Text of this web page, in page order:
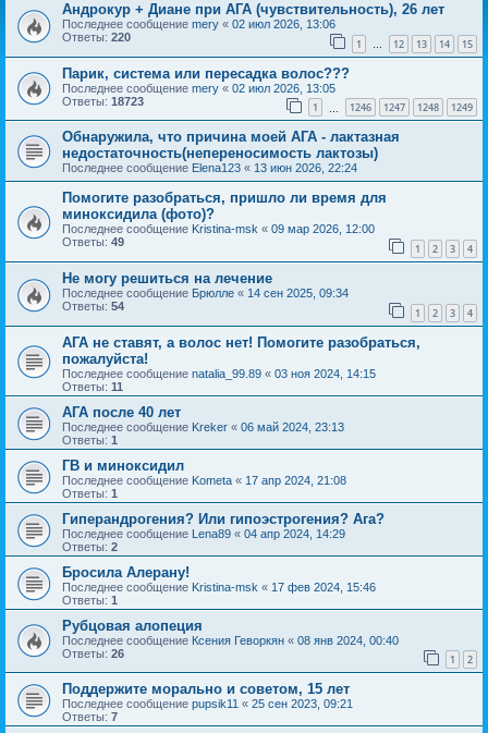
Андрокур + Диане при АГА (чувствительность), 26 лет
Последнее сообщение mery « 02 июл 2026, 13:06
Ответы: 220 1 … 12 13 14 15
Парик, система или пересадка волос???
Последнее сообщение mery « 02 июл 2026, 13:05
Ответы: 18723 1 1246 1247 1248 1249
Обнаружила, что причина моей АГА - лактазная
недостаточность(непереносимость лактозы)
Последнее сообщение Elena123 « 13 июн 2026, 22:24
Помогите разобраться, пришло ли время для
миноксидила (фото)?
Последнее сообщение Kristina-msk « 09 мар 2026, 12:00
Ответы: 49 1 2 3 4
Не могу решиться на лечение
Последнее сообщение Брюлле « 14 сен 2025, 09:34
Ответы: 54 1 2 3 4
АГА не ставят, а волос нет! Помогите разобраться,
пожалуйста!
Последнее сообщение natalia_99.89 « 03 ноя 2024, 14:15
Ответы: 11
АГА после 40 лет
Последнее сообщение Kreker « 06 май 2024, 23:13
Ответы: 1
ГВ и миноксидил
Последнее сообщение Kometa « 17 апр 2024, 21:08
Ответы: 1
Гиперандрогения? Или гипоэстрогения? Ага?
Последнее сообщение Lena89 « 04 апр 2024, 14:29
Ответы: 2
Бросила Алерану!
Последнее сообщение Kristina-msk « 17 фев 2024, 15:46
Ответы: 1
Рубцовая алопеция
Последнее сообщение Ксения Геворкян « 08 янв 2024, 00:40
Ответы: 26 1 2
Поддержите морально и советом, 15 лет
Последнее сообщение pupsik11 « 25 сен 2023, 09:21
Ответы: 7